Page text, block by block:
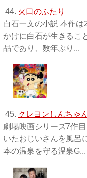
44. 火口のふたり
白石一文の小説 本作は
かけに白石が生きるこ
品であり、数年ぶり...
45. クレヨンしんちゃ
劇場映画シリーズ7作
いたおじいさんを風呂
本の温泉を守る温泉G...